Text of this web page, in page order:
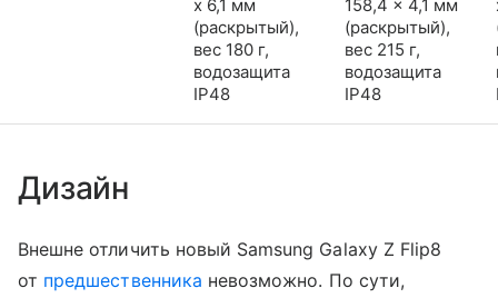
x 6,1 мм
(раскрытый),
вес 180 г,
водозащита
IP48
158,4 x 4,1 мм
(раскрытый),
вес 215 г,
водозащита
IP48
Дизайн
Внешне отличить новый Samsung Galaxy Z Flip8
от предшественника невозможно. По сути,